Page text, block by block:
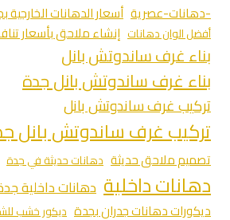
-دهانات-عصرية أسعار الدهانات الخارجية
أفضل الوان دهانات إنشاء ملاحق بأسعار
بناء غرف ساندوتش بانل
بناء غرف ساندوتش بانل جدة
تركيب غرف ساندوتش بانل
تركيب غرف ساندوتش بانل
تصميم ملاحق حديثة دهانات حديثة في جدة
دهانات داخلية دهانات داخلية
ديكورات دهانات جدران بجدة ديكور خشب